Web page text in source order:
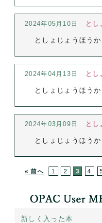
2024年05月10日 とし
としょじょうほう
2024年04月13日 とし
としょじょうほう
2024年03月09日 とし
としょじょうほう
« 前へ 1 2 3 4
新しく入った本